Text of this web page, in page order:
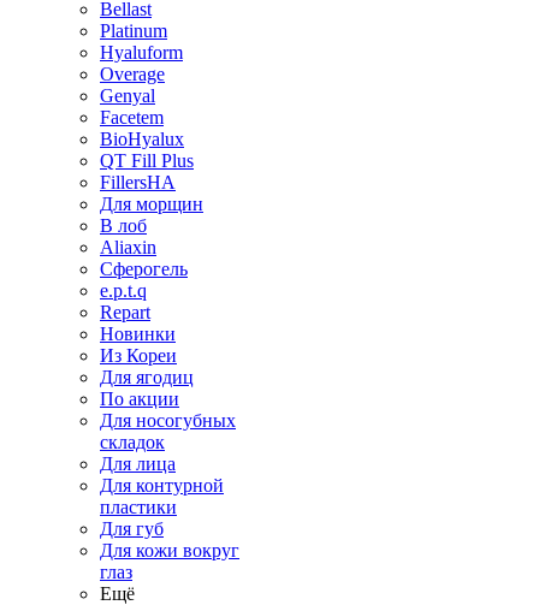
Bellast
Platinum
Hyaluform
Overage
Genyal
Facetem
BioHyalux
QT Fill Plus
FillersHA
Для морщин
В лоб
Aliaxin
Сферогель
e.p.t.q
Repart
Новинки
Из Кореи
Для ягодиц
По акции
Для носогубных
складок
Для лица
Для контурной
пластики
Для губ
Для кожи вокруг
глаз
Ещё